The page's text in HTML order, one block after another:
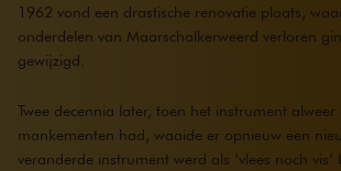
1962 vond een drastische renovatie plaats,
onderdelen van Maarschalkerweerd verloren
gewijzigd.
Twee decennia later, toen het instrument alweer
mankementen had, waaide er opnieuw een
veranderde instrument werd als ‘vlees noch